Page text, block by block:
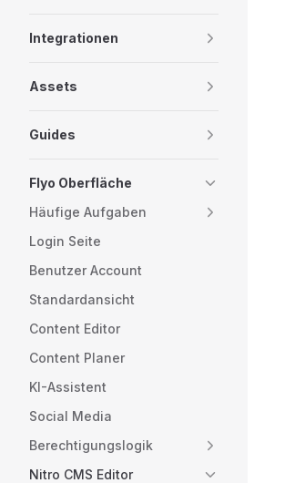
Integrationen
Assets
Guides
Flyo Oberfläche
Häufige Aufgaben
Login Seite
Benutzer Account
Standardansicht
Content Editor
Content Planer
KI-Assistent
Social Media
Berechtigungslogik
Nitro CMS Editor